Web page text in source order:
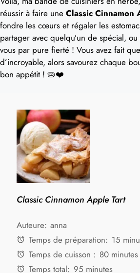
réussir à faire une Classic Cinnamon
fondre les cœurs et régaler les
partager avec quelqu’un de spécial,
vous par pure fierté ! Vous avez fait
d’incroyable, alors savourez chaque
bon appétit ! 🥧❤️
Classic Cinnamon Apple Tart
Auteure: anna
Temps de préparation: 15
Temps de cuisson : 80 minutes
Temps total: 95 minutes